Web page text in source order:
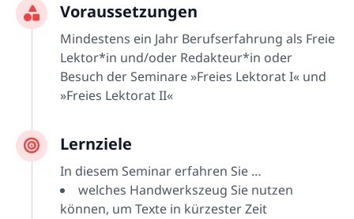
Voraussetzungen
Mindestens ein Jahr Berufserfahrung als Freie
Lektor*in und/oder Redakteur*in oder
Besuch der Seminare »Freies Lektorat I« und
»Freies Lektorat II«
Lernziele
In diesem Seminar erfahren Sie …
welches Handwerkszeug Sie nutzen
können, um Texte in kürzester Zeit